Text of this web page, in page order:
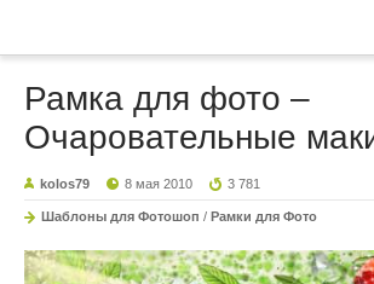
Рамка для фото –
Очаровательные
kolos79 8 мая 2010 3 781
Шаблоны для Фотошоп / Рамки для Фото